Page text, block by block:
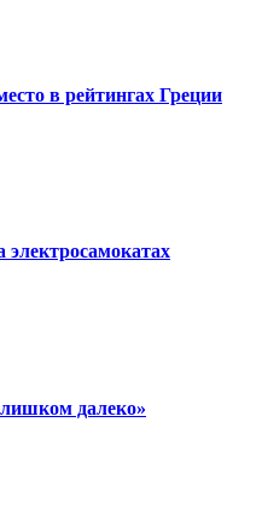
в рейтингах Греции
электросамокатах
далеко»